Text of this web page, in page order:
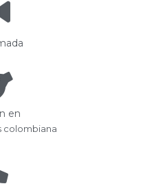
en
colombiana